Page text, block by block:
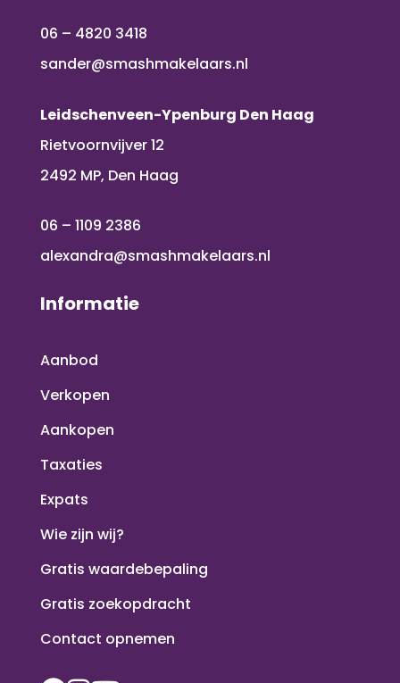
06 – 4820 3418
sander@smashmakelaars.nl
Leidschenveen-Ypenburg Den Haag
Rietvoornvijver 12
2492 MP, Den Haag
06 – 1109 2386
alexandra@smashmakelaars.nl
Informatie
Aanbod
Verkopen
Aankopen
Taxaties
Expats
Wie zijn wij?
Gratis waardebepaling
Gratis zoekopdracht
Contact opnemen